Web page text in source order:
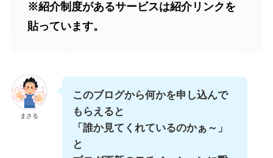
※紹介制度があるサービスは紹介リンクを
貼っています。
まさる
このブログから何かを申し込んで
もらえると
「誰か見てくれているのかぁ～」
と